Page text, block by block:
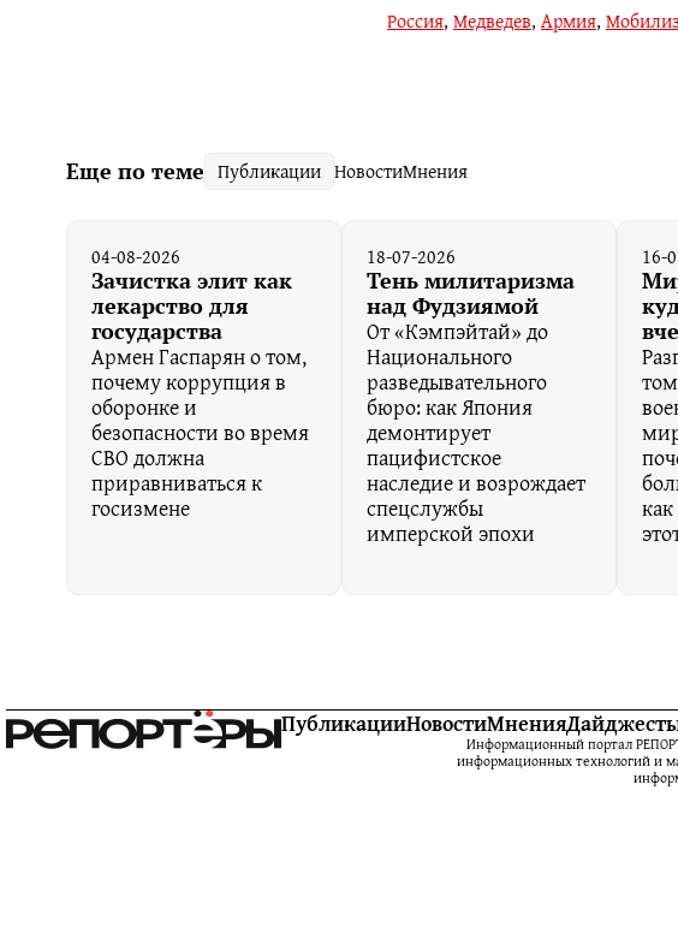
Россия, Медведев, Армия,
Еще по теме Публикации НовостиМнения
04-08-2026
Зачистка элит как
лекарство для
государства
Армен Гаспарян о том,
почему коррупция в
оборонке и
безопасности во время
СВО должна
приравниваться к
госизмене
18-07-2026
Тень милитаризма
над Фудзиямой
От «Кэмпэйтай» до
Национального
разведывательного
бюро: как Япония
демонтирует
пацифистское
наследие и возрождает
спецслужбы
имперской эпохи
16-
ПубликацииНовостиМнения
Информационный портал
информационных технологий и